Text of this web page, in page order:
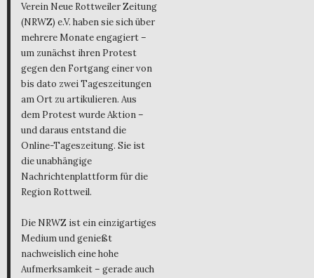
Verein Neue Rottweiler Zeitung
(NRWZ) e.V. haben sie sich über
mehrere Monate engagiert –
um zunächst ihren Protest
gegen den Fortgang einer von
bis dato zwei Tageszeitungen
am Ort zu artikulieren. Aus
dem Protest wurde Aktion –
und daraus entstand die
Online-Tageszeitung. Sie ist
die unabhängige
Nachrichtenplattform für die
Region Rottweil.
Die NRWZ ist ein einzigartiges
Medium und genießt
nachweislich eine hohe
Aufmerksamkeit – gerade auch